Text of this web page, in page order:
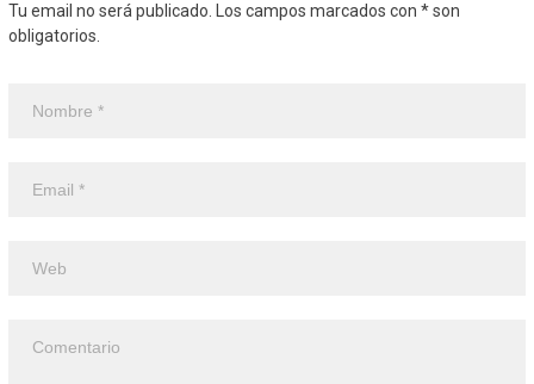
Tu email no será publicado. Los campos marcados con * son
obligatorios.